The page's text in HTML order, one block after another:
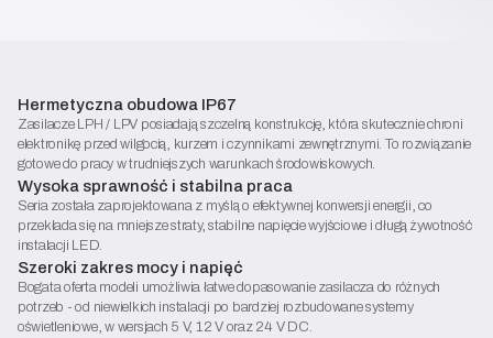
Karta katalogowa (PDF)
Deklaracja zgodności
Wybierz odpowiedni model
Hermetyczna obudowa IP67
Zasilacze LPH / LPV posiadają szczelną konstrukcję, która skutecznie chroni
elektronikę przed wilgocią, kurzem i czynnikami zewnętrznymi. To rozwiązanie
gotowe do pracy w trudniejszych warunkach środowiskowych.
Wysoka sprawność i stabilna praca
Seria została zaprojektowana z myślą o efektywnej konwersji energii, co
przekłada się na mniejsze straty, stabilne napięcie wyjściowe i długą żywotność
instalacji LED.
Szeroki zakres mocy i napięć
Bogata oferta modeli umożliwia łatwe dopasowanie zasilacza do różnych
potrzeb - od niewielkich instalacji po bardziej rozbudowane systemy
oświetleniowe, w wersjach 5 V, 12 V oraz 24 V DC.